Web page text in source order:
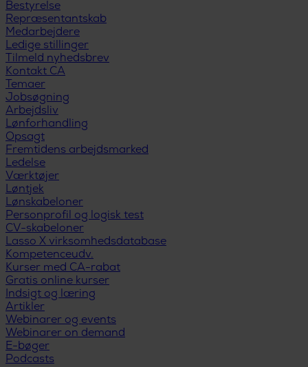
Bestyrelse
Repræsentantskab
Medarbejdere
Ledige stillinger
Tilmeld nyhedsbrev
Kontakt CA
Temaer
Jobsøgning
Arbejdsliv
Lønforhandling
Opsagt
Fremtidens arbejdsmarked
Ledelse
Værktøjer
Løntjek
Lønskabeloner
Personprofil og logisk test
CV-skabeloner
Lasso X virksomhedsdatabase
Kompetenceudv.
Kurser med CA-rabat
Gratis online kurser
Indsigt og læring
Artikler
Webinarer og events
Webinarer on demand
E-bøger
Podcasts